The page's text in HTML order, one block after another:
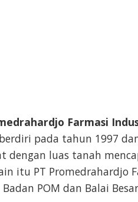
Farmasi
pada tahun 1997
dengan luas tanah
itu PT Promedrahardjo
POM dan Balai